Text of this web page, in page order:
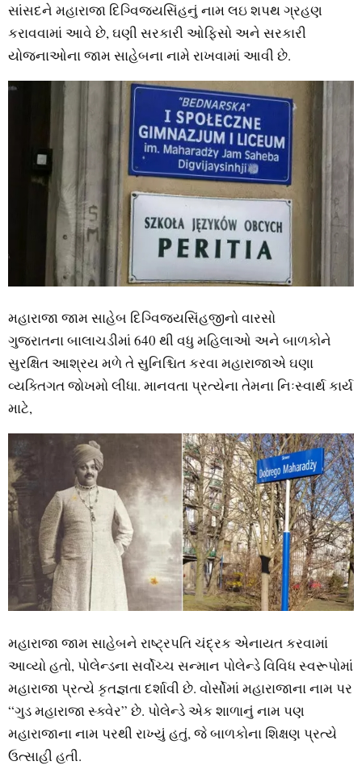
સાંસદને મહારાજા દિગ્વિજયસિંહનું નામ લઇ શપથ ગ્રહણ
કરાવવામાં આવે છે, ઘણી સરકારી ઓફિસો અને સરકારી
યોજનાઓના જામ સાહેબના નામે રાખવામાં આવી છે.
મહારાજા જામ સાહેબ દિગ્વિજયસિંહજીનો વારસો
ગુજરાતના બાલાચડીમાં 640 થી વધુ મહિલાઓ અને બાળકોને
સુરક્ષિત આશ્રય મળે તે સુનિશ્ચિત કરવા મહારાજાએ ઘણા
વ્યક્તિગત જોખમો લીધા. માનવતા પ્રત્યેના તેમના નિઃસ્વાર્થ કાર્ય
માટે,
મહારાજા જામ સાહેબને રાષ્ટ્રપતિ ચંદ્રક એનાયત કરવામાં
આવ્યો હતો, પોલેન્ડના સર્વોચ્ચ સન્માન પોલેન્ડે વિવિધ સ્વરૂપોમાં
મહારાજા પ્રત્યે કૃતજ્ઞતા દર્શાવી છે. વોર્સોમાં મહારાજાના નામ પર
“ગુડ મહારાજા સ્ક્વેર” છે. પોલેન્ડે એક શાળાનું નામ પણ
મહારાજાના નામ પરથી રાખ્યું હતું, જે બાળકોના શિક્ષણ પ્રત્યે
ઉત્સાહી હતી.